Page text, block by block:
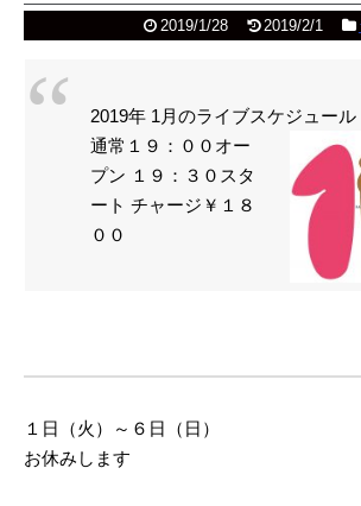
2019/1/28 2019/2/1
2019年 1月のライブスケジュール
通常１９：００オー
プン １９：３０スタ
ート チャージ￥１８
００
１日（火）～６日（日）
お休みします